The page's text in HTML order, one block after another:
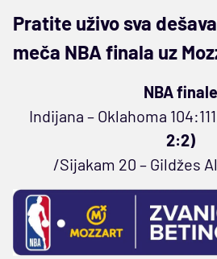
Pratite uživo sva
meča NBA finala uz
NBA finale
Indijana – Oklahoma 104:111
2:2)
/Sijakam 20 – Gildžes